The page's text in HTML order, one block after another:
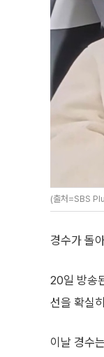
(출처=SBS
경수가 돌
20일 방송
선을 확실
이날 경수